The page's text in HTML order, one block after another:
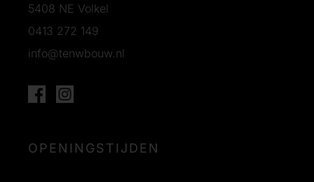
5408 NE Volkel
0413 272 149
info@tenwbouw.nl
OPENINGSTIJDEN